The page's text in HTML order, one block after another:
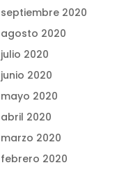
septiembre 2020
agosto 2020
julio 2020
junio 2020
mayo 2020
abril 2020
marzo 2020
febrero 2020